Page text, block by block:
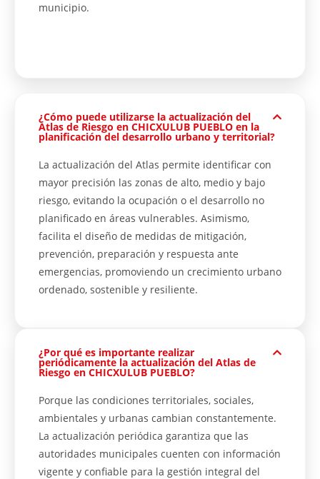
municipio.
¿Cómo puede utilizarse la actualización del
Atlas de Riesgo en CHICXULUB PUEBLO en la
planificación del desarrollo urbano y territorial?
La actualización del Atlas permite identificar con
mayor precisión las zonas de alto, medio y bajo
riesgo, evitando la ocupación o el desarrollo no
planificado en áreas vulnerables. Asimismo,
facilita el diseño de medidas de mitigación,
prevención, preparación y respuesta ante
emergencias, promoviendo un crecimiento urbano
ordenado, sostenible y resiliente.
¿Por qué es importante realizar
periódicamente la actualización del Atlas de
Riesgo en CHICXULUB PUEBLO?
Porque las condiciones territoriales, sociales,
ambientales y urbanas cambian constantemente.
La actualización periódica garantiza que las
autoridades municipales cuenten con información
vigente y confiable para la gestión integral del